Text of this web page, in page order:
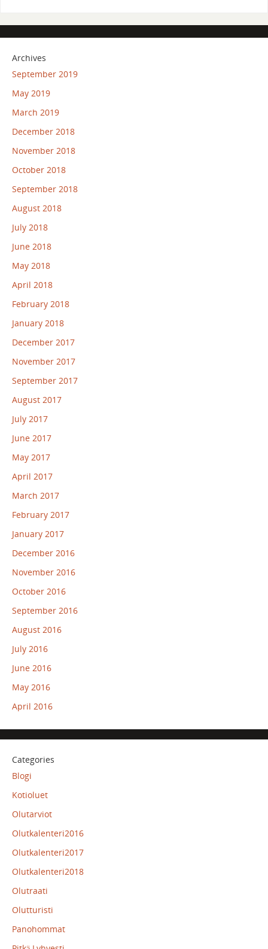
Archives
September 2019
May 2019
March 2019
December 2018
November 2018
October 2018
September 2018
August 2018
July 2018
June 2018
May 2018
April 2018
February 2018
January 2018
December 2017
November 2017
September 2017
August 2017
July 2017
June 2017
May 2017
April 2017
March 2017
February 2017
January 2017
December 2016
November 2016
October 2016
September 2016
August 2016
July 2016
June 2016
May 2016
April 2016
Categories
Blogi
Kotioluet
Olutarviot
Olutkalenteri2016
Olutkalenteri2017
Olutkalenteri2018
Olutraati
Olutturisti
Panohommat